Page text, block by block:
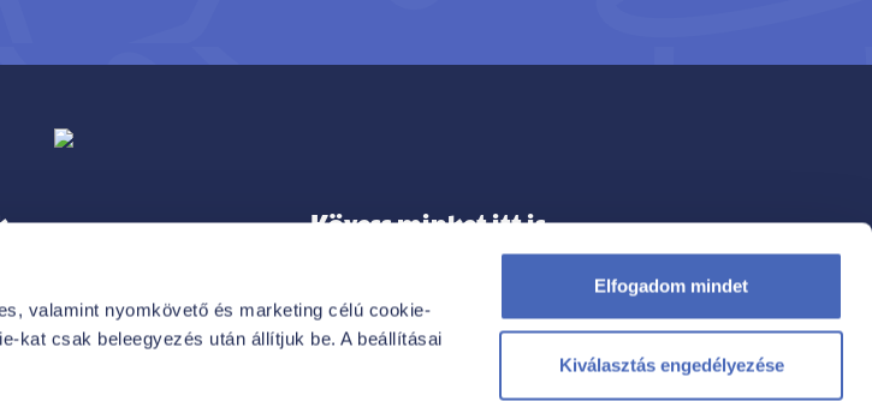
valamint nyomkövető és marketing célú cookie-
kat csak beleegyezés után állítjuk be. A beállításai
Elfogadom mindet
Kiválasztás engedélyezése
Kövess minket itt is
FACEBOOK